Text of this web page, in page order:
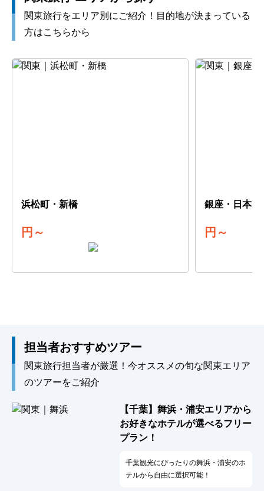
関東旅行をエリア別にご紹介！目的地が決まっている
方はこちらから
浜松町・新橋
円～
銀座・日本橋
円～
担当者おすすめツアー
関東旅行担当者が厳選！今オススメの旬な関東エリア
のツアーをご紹介
【千葉】舞浜・浦安エリアから
お好きなホテルが選べるフリー
プラン！
千葉観光にぴったりの舞浜・浦安のホ
テルから自由に選択可能！